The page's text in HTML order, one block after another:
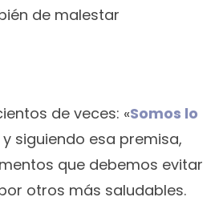
de malestar
de veces: «Somos lo
siguiendo esa premisa,
que debemos evitar
otros más saludables.